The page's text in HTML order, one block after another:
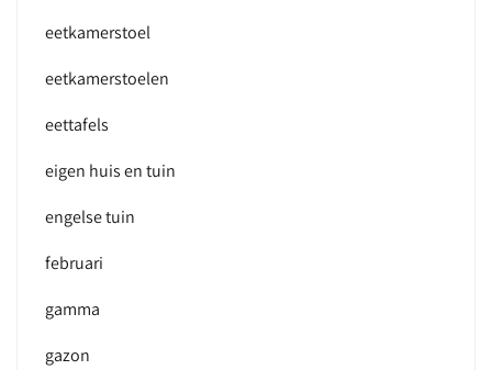
eetkamerstoel
eetkamerstoelen
eettafels
eigen huis en tuin
engelse tuin
februari
gamma
gazon